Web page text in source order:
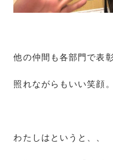
他の仲間も各部門で表彰
照れながらもいい笑顔。
わたしはというと、、